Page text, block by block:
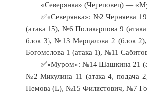
«Северянка» (Череповец) —
✅«Северянка»: №2 Черняева
(атака 15), №6 Поликарпова 9
блок 3), №13 Мерцалова 2 (блок
Богомолова 1 (атака 1), №11
✅«Муром»: №14 Шашкина 21
№2 Микулина 11 (атака 4, подача
Немова (L), №15 Филистович, №7